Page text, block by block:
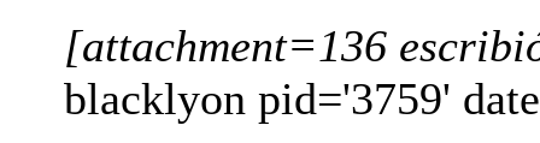
[attachment=136
blacklyon pid='3759'